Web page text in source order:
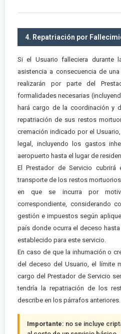
4. Repatriación por
Si el Usuario falleciera durante
asistencia a consecuencia de
realizarán por parte del
formalidades necesarias
hará cargo de la coordinación y
repatriación de sus restos
cremación indicado por el
legal, incluyendo los gastos
aeropuerto hasta el lugar de
El Prestador de Servicio
transporte de los restos
en que se incurra por
correspondiente, considerando
gestión e impuestos según
país donde ocurra el deceso
establecido para este servicio.
En caso de que la inhumación o
del deceso del Usuario, el límite
cargo del Prestador de Servicio
tendría la repatriación de los
describe en los párrafos anteriores.
Importante: no se incluye